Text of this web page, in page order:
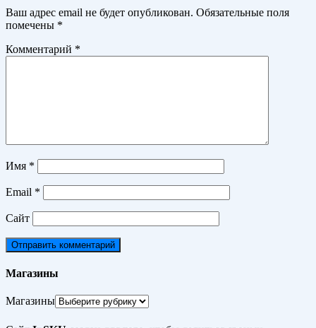
Ваш адрес email не будет опубликован. Обязательные поля
помечены *
Комментарий *
Имя *
Email *
Сайт
Магазины
Магазины